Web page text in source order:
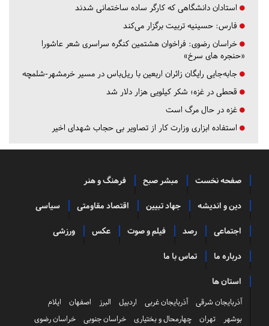
استادان دانشگاهی که کارگر ساده ساختمانی شدند
فارس: حسینیه تربیت برگزار می‌کند
خراسان رضوی: فراخوان هشتمین کنگره سراسری شعر عاشورا
«حنجره های سرخ»
جابه‌جایی رایگان زائران اربعین با ریل‌باس در مسیر خرمشهر-شلمچه
قحطی در غزه؛ شکر کیلویی هزار دلار شد
غزه در حال مرگ است
استفاده ابزاری وزارت کار از تصاویر بی حجاب شهدای اخیر
صفحه نخست مبشر صبح فرهنگ و هنر
دین و اندیشه جهاد تبیین اقتصاد مقاومتی سیاسی
اجتماعی رصد فیلم و صوت عکس ورزشی
درباره ما تماس با ما
استان ها
آذربایجان شرقی آذربایجان غربی اردبیل البرز اصفهان
ایلام
بوشهر
تهران چهارمحال و بختیاری خراسان جنوبی
خراسان رضوی